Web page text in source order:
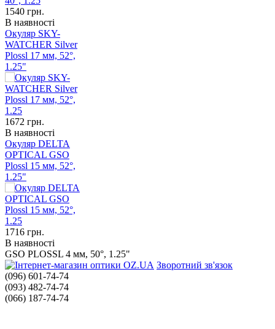
1540 грн.
В наявності
Окуляр SKY-
WATCHER Silver
Plossl 17 мм, 52°,
1.25"
1672 грн.
В наявності
Окуляр DELTA
OPTICAL GSO
Plossl 15 мм, 52°,
1.25"
1716 грн.
В наявності
GSO PLOSSL 4 мм, 50°, 1.25"
Зворотний зв'язок
(096) 601-74-74
(093) 482-74-74
(066) 187-74-74